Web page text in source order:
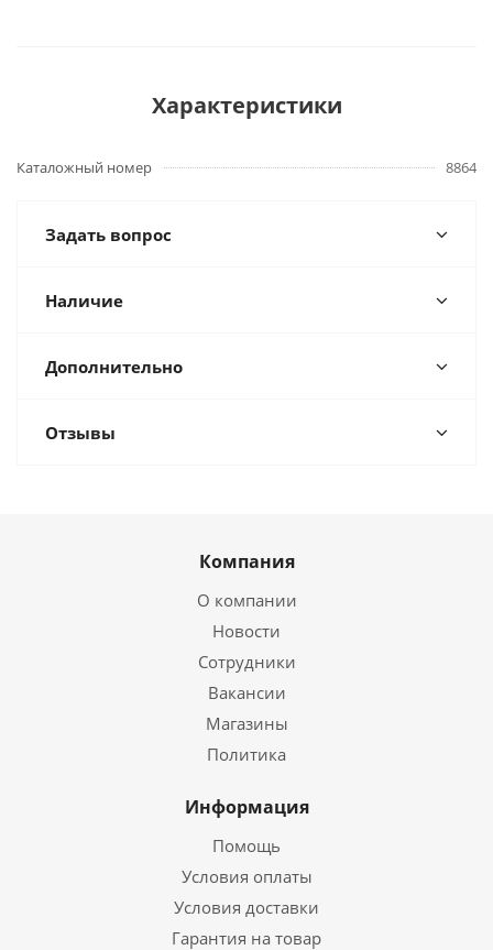
Характеристики
Каталожный номер 8864
Задать вопрос
Наличие
Дополнительно
Отзывы
Компания
О компании
Новости
Сотрудники
Вакансии
Магазины
Политика
Информация
Помощь
Условия оплаты
Условия доставки
Гарантия на товар